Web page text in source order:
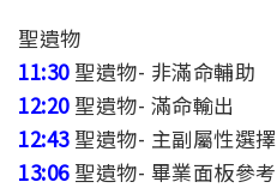
聖遺物
11:30聖遺物- 非滿命輔助
12:20聖遺物- 滿命輸出
12:43 聖遺物- 主副屬性選擇
13:06 聖遺物- 畢業面板參考